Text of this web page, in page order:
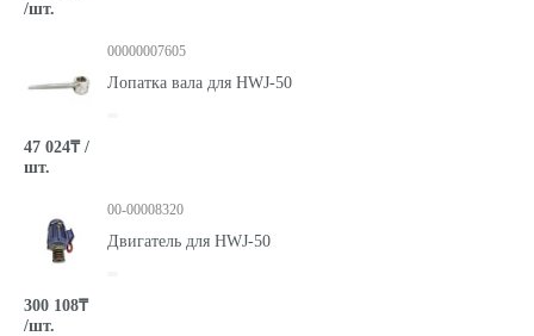
/шт.
00000007605
Лопатка вала для HWJ-50
47 024₸ /
шт.
00-00008320
Двигатель для HWJ-50
300 108₸
/шт.